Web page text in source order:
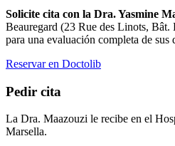
Solicite cita con la Dra. Yasmine
Beauregard (23 Rue des Linots,
para una evaluación completa de sus
Reservar en Doctolib
Pedir cita
La Dra. Maazouzi le recibe en el
Marsella.